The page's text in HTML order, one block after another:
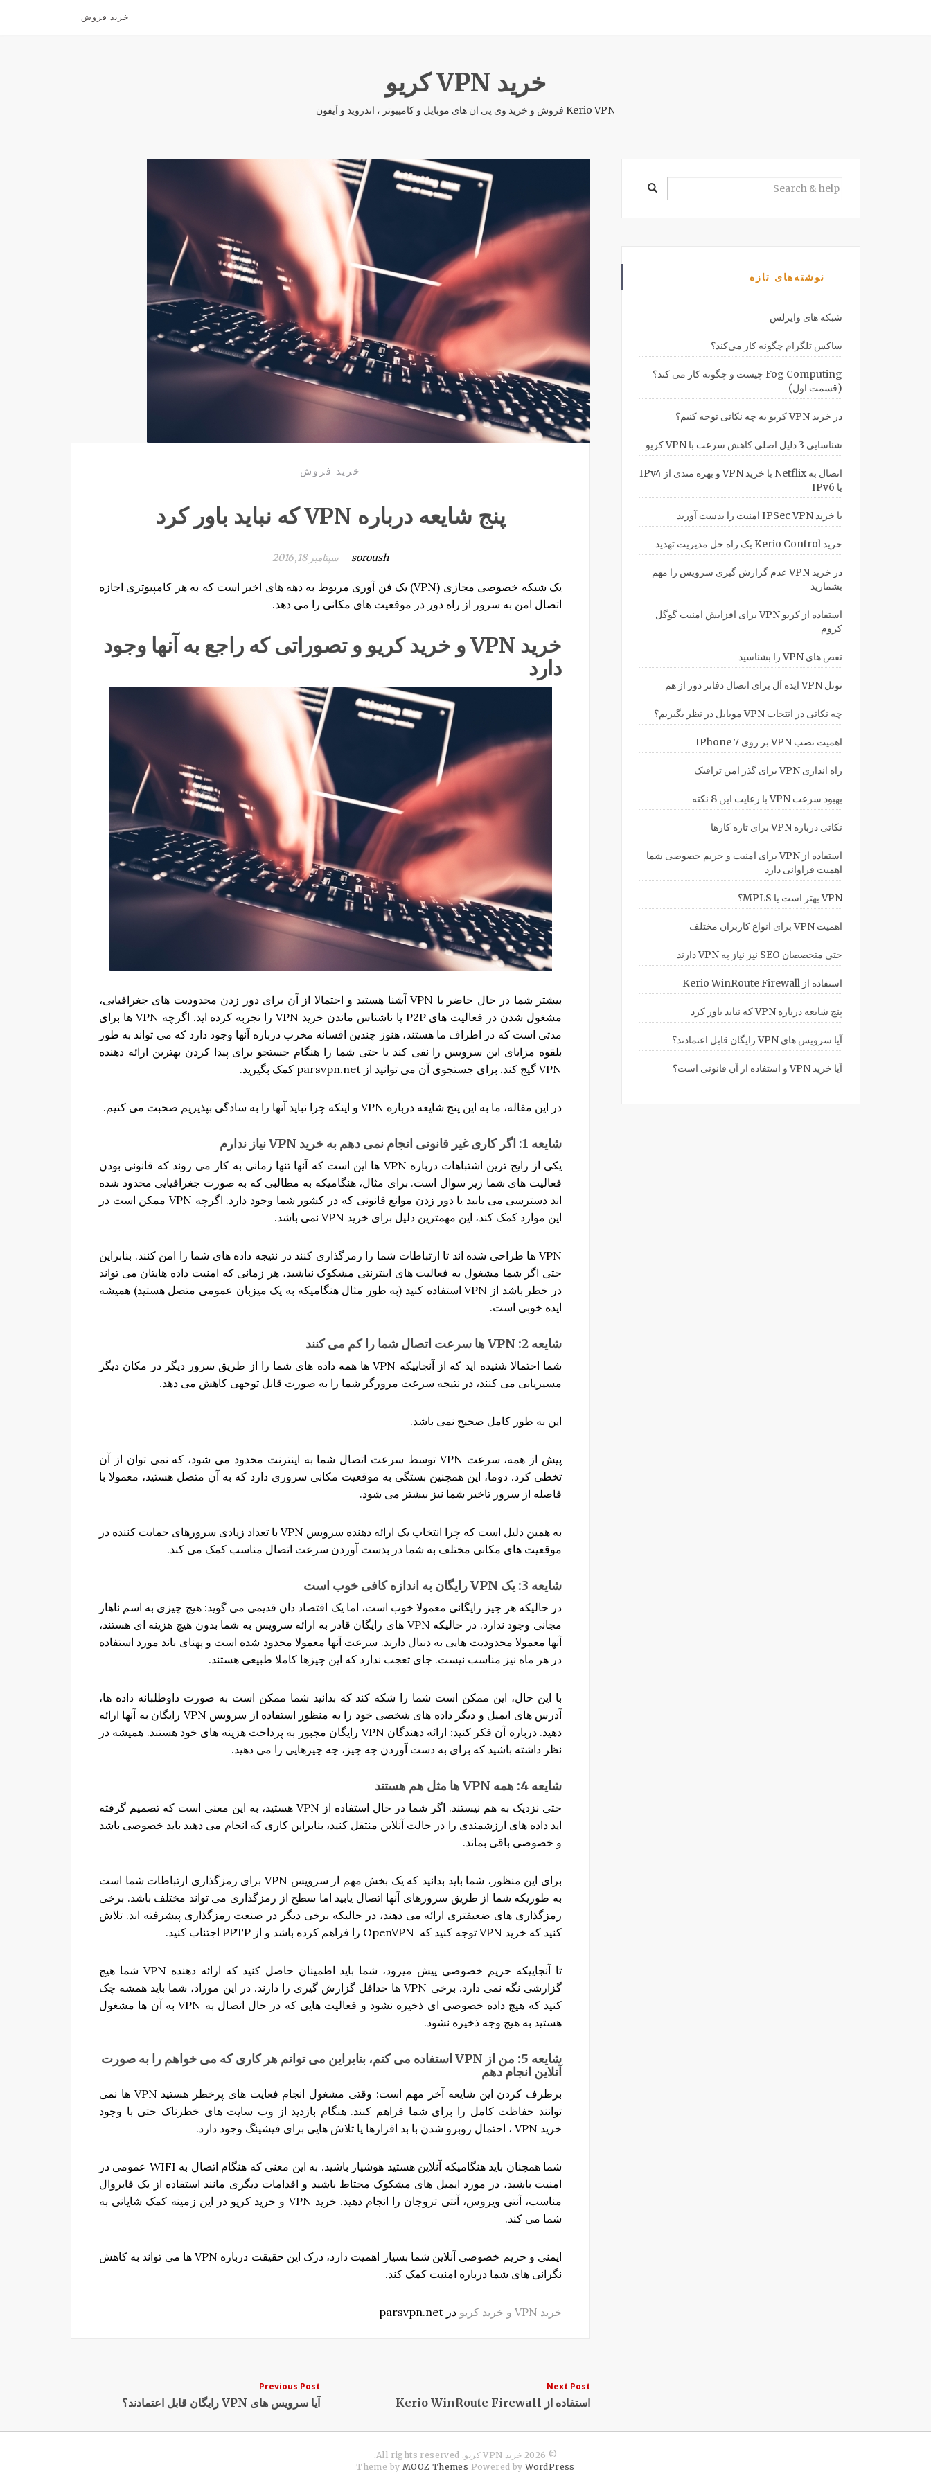
خرید فروش
خرید VPN کریو
Kerio VPN فروش و خرید وی پی ان های موبایل و کامپیوتر ، اندروید و آیفون
خرید فروش
پنج شایعه درباره VPN که نباید باور کرد
soroush سپتامبر 18, 2016
یک شبکه خصوصی مجازی (VPN) یک فن آوری مربوط به دهه های اخیر است که به هر کامپیوتری اجازه
اتصال امن به سرور از راه دور در موقعیت های مکانی را می دهد.
خرید VPN و خرید کریو و تصوراتی که راجع به آنها وجود
دارد
بیشتر شما در حال حاضر با VPN آشنا هستید و احتمالا از آن برای دور زدن محدودیت های جغرافیایی،
مشغول شدن در فعالیت های P2P یا ناشناس ماندن خرید VPN را تجربه کرده اید. اگرچه VPN ها برای
مدتی است که در اطراف ما هستند، هنوز چندین افسانه مخرب درباره آنها وجود دارد که می تواند به طور
بلقوه مزایای این سرویس را نفی کند یا حتی شما را هنگام جستجو برای پیدا کردن بهترین ارائه دهنده
VPN گیج کند. برای جستجوی آن می توانید از parsvpn.net کمک بگیرید.
در این مقاله، ما به این پنج شایعه درباره VPN و اینکه چرا نباید آنها را به سادگی بپذیریم صحبت می کنیم.
شایعه اگر کاری غیر قانونی انجام نمی دهم به خرید VPNنیاز ندارم
یکی از رایج ترین اشتباهات درباره VPN ها این است که آنها تنها زمانی به کار می روند که قانونی بودن
فعالیت های شما زیر سوال است. برای مثال، هنگامیکه به مطالبی که به صورت جغرافیایی محدود شده
اند دسترسی می یابید یا دور زدن موانع قانونی که در کشور شما وجود دارد. اگرچه VPN ممکن است در
این موارد کمک کند، این مهمترین دلیل برای خرید VPN نمی باشد.
VPN ها طراحی شده اند تا ارتباطات شما را رمزگذاری کنند در نتیجه داده های شما را امن کنند. بنابراین
حتی اگر شما مشغول به فعالیت های اینترنتی مشکوک نباشید، هر زمانی که امنیت داده هایتان می تواند
در خطر باشد از VPN استفاده کنید (به طور مثال هنگامیکه به یک میزبان عمومی متصل هستید) همیشه
ایده خوبی است.
شایعه VPN ها سرعت اتصال شما را کم می کنند
شما احتمالا شنیده اید که از آنجاییکه VPN ها همه داده های شما را از طریق سرور دیگر در مکان دیگر
مسیریابی می کنند، در نتیجه سرعت مرورگر شما را به صورت قابل توجهی کاهش می دهد.
این به طور کامل صحیح نمی باشد.
پیش از همه، سرعت VPN توسط سرعت اتصال شما به اینترنت محدود می شود، که نمی توان از آن
تخطی کرد. دوما، این همچنین بستگی به موقعیت مکانی سروری دارد که به آن متصل هستید، معمولا با
فاصله از سرور تاخیر شما نیز بیشتر می شود.
به همین دلیل است که چرا انتخاب یک ارائه دهنده سرویس VPN با تعداد زیادی سرورهای حمایت کننده در
موقعیت های مکانی مختلف به شما در بدست آوردن سرعت اتصال مناسب کمک می کند.
شایعه یک VPNرایگان به اندازه کافی خوب است
در حالیکه هر چیز رایگانی معمولا خوب است، اما یک اقتصاد دان قدیمی می گوید: هیچ چیزی به اسم ناهار
مجانی وجود ندارد. در حالیکه VPN های رایگان قادر به ارائه سرویس به شما بدون هیچ هزینه ای هستند،
آنها معمولا محدودیت هایی به دنبال دارند. سرعت آنها معمولا محدود شده است و پهنای باند مورد استفاده
در هر ماه نیز مناسب نیست. جای تعجب ندارد که این چیزها کاملا طبیعی هستند.
با این حال، این ممکن است شما را شکه کند که بدانید شما ممکن است به صورت داوطلبانه داده ها،
آدرس های ایمیل و دیگر داده های شخصی خود را به منظور استفاده از سرویس VPN رایگان به آنها ارائه
دهید. درباره آن فکر کنید: ارائه دهندگان VPN رایگان مجبور به پرداخت هزینه های خود هستند. همیشه در
نظر داشته باشید که برای به دست آوردن چه چیز، چه چیزهایی را می دهید.
شایعه همه VPN ها مثل هم هستند
حتی نزدیک به هم نیستند. اگر شما در حال استفاده از VPN هستید، به این معنی است که تصمیم گرفته
اید داده های ارزشمندی را در حالت آنلاین منتقل کنید، بنابراین کاری که انجام می دهید باید خصوصی باشد
و خصوصی باقی بماند.
برای این منظور، شما باید بدانید که یک بخش مهم از سرویس VPN برای رمزگذاری ارتباطات شما است
به طوریکه شما از طریق سرورهای آنها اتصال یابید اما سطح از رمزگذاری می تواند مختلف باشد. برخی
رمزگذاری های ضعیفتری ارائه می دهند، در حالیکه برخی دیگر در صنعت رمزگذاری پیشرفته اند. تلاش
کنید که خرید VPN توجه کنید که OpenVPN را فراهم کرده باشد و از PPTP اجتناب کنید.
تا آنجاییکه حریم خصوصی پیش میرود، شما باید اطمینان حاصل کنید که ارائه دهنده VPN شما هیچ
گزارشی نگه نمی دارد. برخی VPN ها حداقل گزارش گیری را دارند. در این موراد، شما باید همشه چک
کنید که هیچ داده خصوصی ای ذخیره نشود و فعالیت هایی که در حال اتصال به VPN به آن ها مشغول
هستید به هیچ وجه ذخیره نشود.
شایعه من از VPN استفاده می کنم، بنابراین می توانم هر کاری که می خواهم را به صورت
آنلاین انجام دهم
برطرف کردن این شایعه آخر مهم است: وقتی مشغول انجام فعایت های پرخطر هستید VPN ها نمی
توانند حفاظت کامل را برای شما فراهم کنند. هنگام بازدید از وب سایت های خطرناک حتی با وجود
خرید VPN ، احتمال روبرو شدن با بد افزارها یا تلاش هایی برای فیشینگ وجود دارد.
شما همچنان باید هنگامیکه آنلاین هستید هوشیار باشید. به این معنی که هنگام اتصال به WIFI عمومی در
امنیت باشید، در مورد ایمیل های مشکوک محتاط باشید و اقدامات دیگری مانند استفاده از یک فایروال
مناسب، آنتی ویروس، آنتی تروجان را انجام دهید. خرید VPN و خرید کریو در این زمینه کمک شایانی به
شما می کند.
ایمنی و حریم خصوصی آنلاین شما بسیار اهمیت دارد، درک این حقیقت درباره VPN ها می تواند به کاهش
نگرانی های شما درباره امنیت کمک کند.
خرید VPN و خرید کریو در parsvpn.net
Post
navigation
Previous Post
آیا سرویس های VPN رایگان قابل اعتمادند؟
Next Post
استفاده از Kerio WinRoute Firewall
SEARCH
FOR:
نوشته‌های تازه
شبکه های وایرلس
ساکس تلگرام چگونه کار می‌کند؟
Fog Computing چیست و چگونه کار می کند؟
(قسمت اول)
در خرید VPN کریو به چه نکاتی توجه کنیم؟
شناسایی 3 دلیل اصلی کاهش سرعت با VPN کریو
اتصال به Netflix با خرید VPN و بهره مندی از IPv4
یا IPv6
با خرید IPSec VPN امنیت را بدست آورید
خرید Kerio Control یک راه حل مدیریت تهدید
در خرید VPN عدم گزارش گیری سرویس را مهم
بشمارید
استفاده از کریو VPN برای افزایش امنیت گوگل
کروم
نقص های VPN را بشناسید
تونل VPN ایده آل برای اتصال دفاتر دور از هم
چه نکاتی در انتخاب VPN موبایل در نظر بگیریم؟
اهمیت نصب VPN بر روی IPhone 7
راه اندازی VPN برای گذر امن ترافیک
بهبود سرعت VPN با رعایت این 8 نکته
نکاتی درباره VPN برای تازه کارها
استفاده از VPN برای امنیت و حریم خصوصی شما
اهمیت فراوانی دارد
VPN بهتر است یا MPLS؟
اهمیت VPN برای انواع کاربران مختلف
حتی متخصصان SEO نیز نیاز به VPN دارند
استفاده از Kerio WinRoute Firewall
پنج شایعه درباره VPN که نباید باور کرد
آیا سرویس های VPN رایگان قابل اعتمادند؟
آیا خرید VPN و استفاده از آن قانونی است؟
© 2026 خرید VPN کریو. All rights reserved.
Theme by MOOZ Themes Powered byWordPress